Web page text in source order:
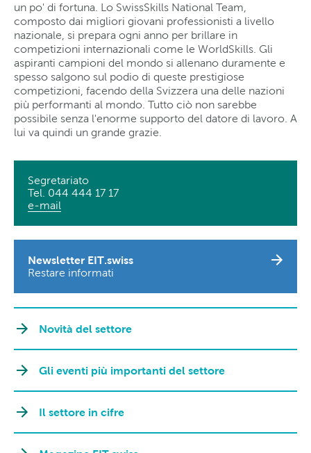
un po' di fortuna. Lo SwissSkills National Team,
composto dai migliori giovani professionisti a livello
nazionale, si prepara ogni anno per brillare in
competizioni internazionali come le WorldSkills. Gli
aspiranti campioni del mondo si allenano duramente e
spesso salgono sul podio di queste prestigiose
competizioni, facendo della Svizzera una delle nazioni
più performanti al mondo. Tutto ciò non sarebbe
possibile senza l'enorme supporto del datore di lavoro. A
lui va quindi un grande grazie.
Segretariato
Tel. 044 444 17 17
e-mail
Newsletter EIT.swiss
Restare informati
Novità del settore
Gli eventi più importanti del settore
Il settore in cifre